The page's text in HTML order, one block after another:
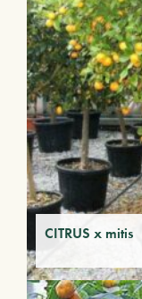
CITRUS x mitis